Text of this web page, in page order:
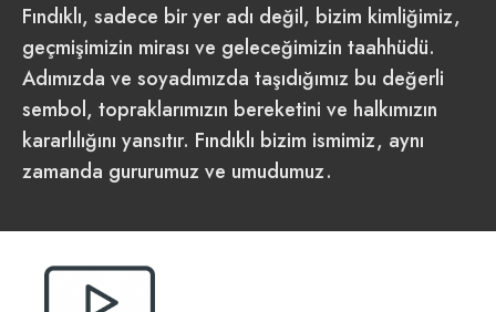
Fındıklı, sadece bir yer adı değil, bizim kimliğimiz,
geçmişimizin mirası ve geleceğimizin taahhüdü.
Adımızda ve soyadımızda taşıdığımız bu değerli
sembol, topraklarımızın bereketini ve halkımızın
kararlılığını yansıtır. Fındıklı bizim ismimiz, aynı
zamanda gururumuz ve umudumuz.